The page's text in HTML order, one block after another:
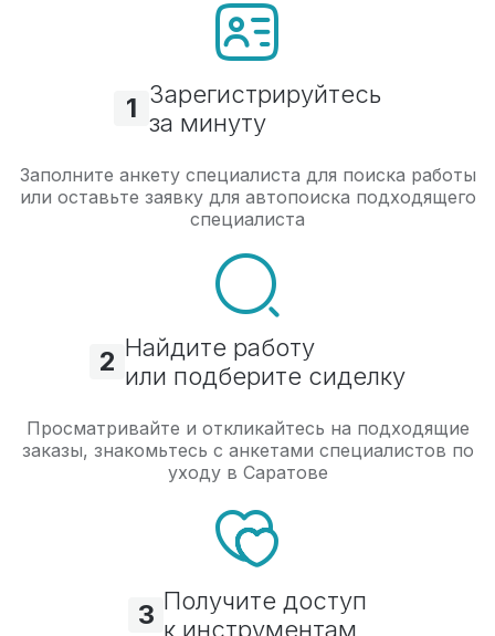
1 Зарегистрируйтесь
за минуту
Заполните анкету специалиста для поиска работы
или оставьте заявку для автопоиска подходящего
специалиста
2 Найдите работу
или подберите сиделку
Просматривайте и откликайтесь на подходящие
заказы, знакомьтесь с анкетами специалистов по
уходу в Саратове
3 Получите доступ
к инструментам